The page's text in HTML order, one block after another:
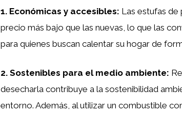
1. Económicas y accesibles: Las estufas de
precio más bajo que las nuevas, lo que las
para quienes buscan calentar su hogar de
2. Sostenibles para el medio ambiente:
desecharla contribuye a la sostenibilidad
entorno. Además, al utilizar un combustible